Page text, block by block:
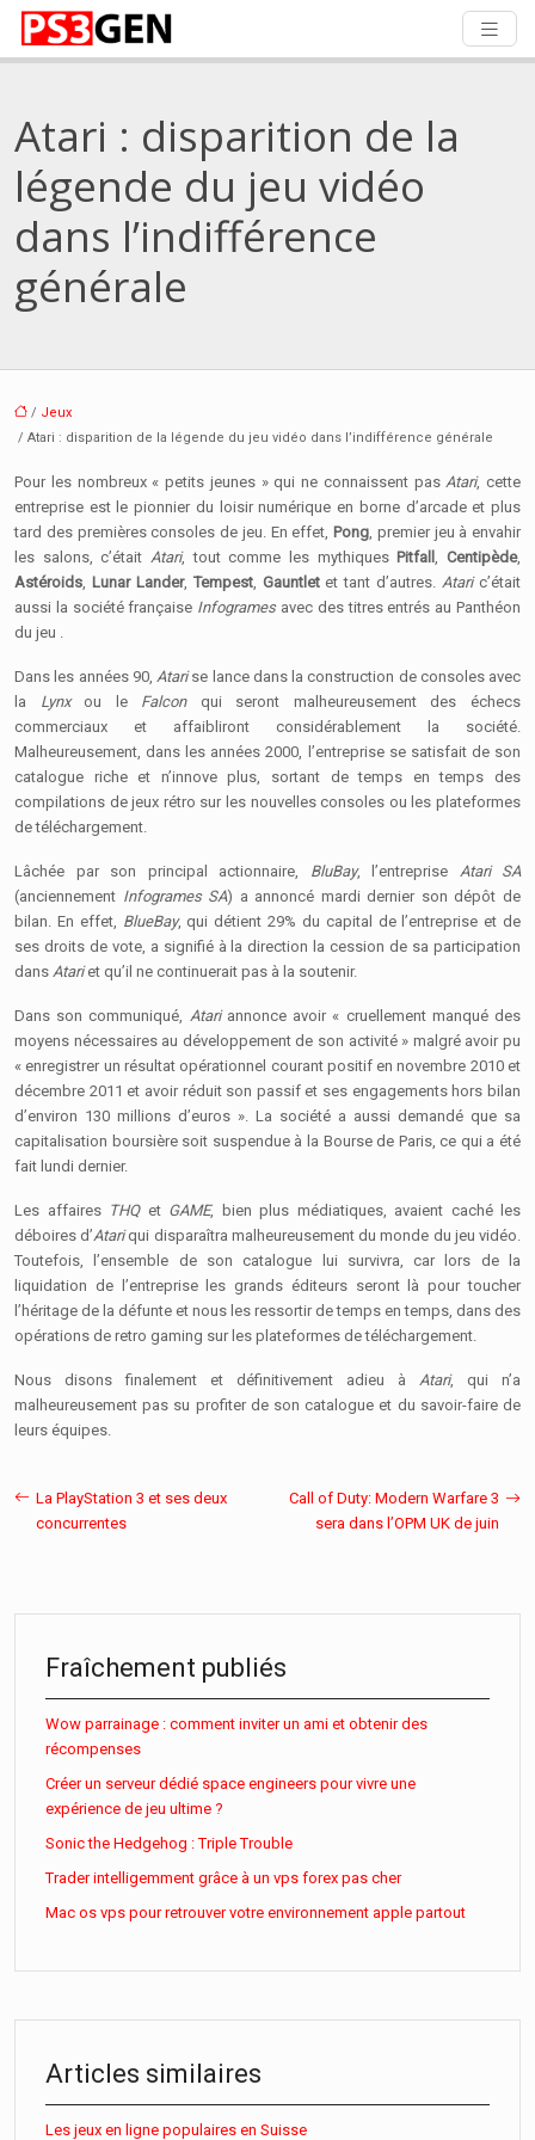
Atari : disparition de la
légende du jeu vidéo
dans l’indifférence
générale
/ Jeux
/ Atari : disparition de la légende du jeu vidéo dans l’indifférence générale
Pour les nombreux « petits jeunes » qui ne connaissent pas Atari, cette
entreprise est le pionnier du loisir numérique en borne d’arcade et plus
tard des premières consoles de jeu. En effet, Pong , premier jeu à envahir
les salons, c’était Atari, tout comme les mythiquesPitfall ,Centipède,
Astéroids Lunar Lander, Tempest, Gauntletet tant d’autres. Ataric’était
aussi la société française Infogramesavec des titres entrés au Panthéon
du jeu .
Dans les années 90, Atarise lance dans la construction de consoles avec
la Lynxou le Falconqui seront malheureusement des échecs
commerciaux et affaibliront considérablement la société.
Malheureusement, dans les années 2000, l’entreprise se satisfait de son
catalogue riche et n’innove plus, sortant de temps en temps des
compilations de jeux rétro sur les nouvelles consoles ou les plateformes
de téléchargement.
Lâchée par son principal actionnaire, BluBay, l’entreprise Atari SA
(anciennement Infogrames SA) a annoncé mardi dernier son dépôt de
bilan. En effet, BlueBay, qui détient 29% du capital de l’entreprise et de
ses droits de vote, a signifié à la direction la cession de sa participation
dans Atariet qu’il ne continuerait pas à la soutenir.
Dans son communiqué, Atariannonce avoir « cruellement manqué des
moyens nécessaires au développement de son activité » malgré avoir pu
« enregistrer un résultat opérationnel courant positif en novembre 2010 et
décembre 2011 et avoir réduit son passif et ses engagements hors bilan
d’environ 130 millions d’euros ». La société a aussi demandé que sa
capitalisation boursière soit suspendue à la Bourse de Paris, ce qui a été
fait lundi dernier.
Les affaires THQet GAME, bien plus médiatiques, avaient caché les
déboires d’Atariqui disparaîtra malheureusement du monde du jeu vidéo.
Toutefois, l’ensemble de son catalogue lui survivra, car lors de la
liquidation de l’entreprise les grands éditeurs seront là pour toucher
l’héritage de la défunte et nous les ressortir de temps en temps, dans des
opérations de retro gaming sur les plateformes de téléchargement.
Nous disons finalement et définitivement adieu à Atari, qui n’a
malheureusement pas su profiter de son catalogue et du savoir-faire de
leurs équipes.
La PlayStation 3 et ses deux
concurrentes
Call of Duty: Modern Warfare 3
sera dans l’OPM UK de juin
Fraîchement publiés
Wow parrainage : comment inviter un ami et obtenir des
récompenses
Créer un serveur dédié space engineers pour vivre une
expérience de jeu ultime ?
Sonic the Hedgehog : Triple Trouble
Trader intelligemment grâce à un vps forex pas cher
Mac os vps pour retrouver votre environnement apple partout
Articles similaires
Les jeux en ligne populaires en Suisse